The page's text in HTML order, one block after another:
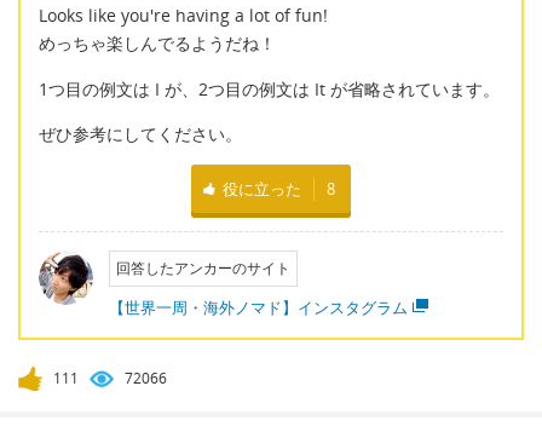
Looks like you're having a lot of fun!
めっちゃ楽しんでるようだね！
1つ目の例文は I が、2つ目の例文は It が省略されています。
ぜひ参考にしてください。
役に立った 8
回答したアンカーのサイト
【世界一周・海外ノマド】インスタグラム
111 72066